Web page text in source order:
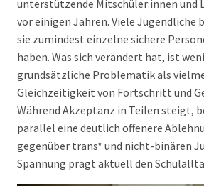
unterstützende Mitschüler:innen und
vor einigen Jahren. Viele Jugendliche
sie zumindest einzelne sichere
haben. Was sich verändert hat, ist
grundsätzliche Problematik als
Gleichzeitigkeit von Fortschritt und
Während Akzeptanz in Teilen steigt,
parallel eine deutlich offenere
gegenüber trans* und nicht-binären
Spannung prägt aktuell den